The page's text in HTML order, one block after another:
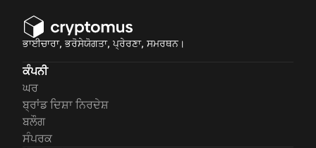
ਭਾਈਚਾਰਾ, ਭਰੋਸੇਯੋਗਤਾ, ਪ੍ਰੇਰਣਾ, ਸਮਰਥਨ।
ਕੰਪਨੀ
ਘਰ
ਬ੍ਰਾਂਡ ਦਿਸ਼ਾ ਨਿਰਦੇਸ਼
ਬਲੌਗ
ਸੰਪਰਕ